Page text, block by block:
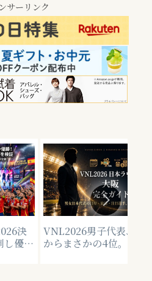
サーリンク
決
し優
VNL2026男子代表、13
からまさかの4位。全15